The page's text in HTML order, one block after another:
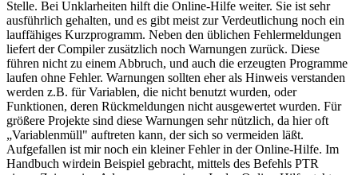
Stelle. Bei Unklarheiten hilft die Online-Hilfe weiter. Sie ist sehr
ausführlich gehalten, und es gibt meist zur Verdeutlichung noch ein
lauffähiges Kurzprogramm. Neben den üblichen Fehlermeldungen
liefert der Compiler zusätzlich noch Warnungen zurück. Diese
führen nicht zu einem Abbruch, und auch die erzeugten Programme
laufen ohne Fehler. Warnungen sollten eher als Hinweis verstanden
werden z.B. für Variablen, die nicht benutzt wurden, oder
Funktionen, deren Rückmeldungen nicht ausgewertet wurden. Für
größere Projekte sind diese Warnungen sehr nützlich, da hier oft
„Variablenmüll" auftreten kann, der sich so vermeiden läßt.
Aufgefallen ist mir noch ein kleiner Fehler in der Online-Hilfe. Im
Handbuch wirdein Beispiel gebracht, mittels des Befehls PTR